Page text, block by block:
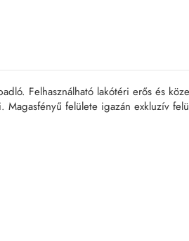
Felhasználható lakótéri erős és
felülete igazán exkluzív